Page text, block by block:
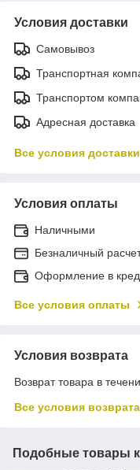
Условия доставки
Самовывоз
Транспортная
Транспортом
Адресная доставка
Все условия доставки
Условия оплаты
Наличными
Безналичный
Оформление в
Все условия оплаты
Условия возврата
Возврат товара в
Все условия возврата
Подобные товары